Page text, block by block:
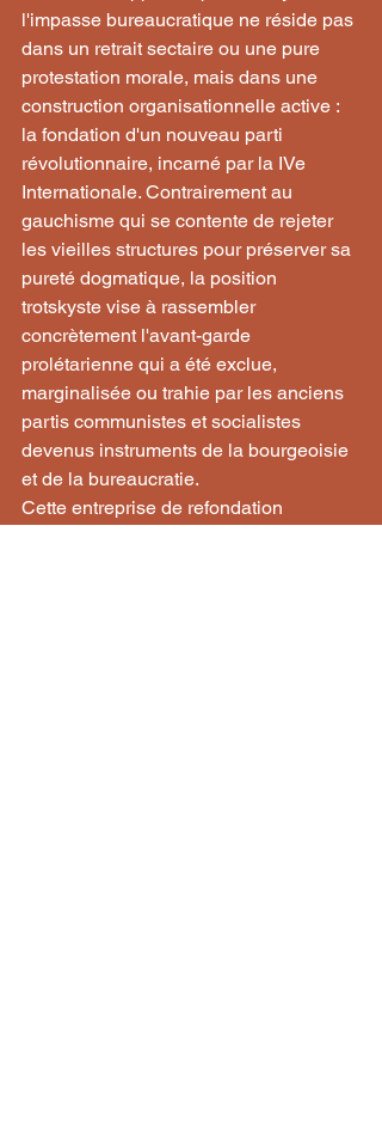
l'impasse bureaucratique ne réside pas
dans un retrait sectaire ou une pure
protestation morale, mais dans une
construction organisationnelle active :
la fondation d'un nouveau parti
révolutionnaire, incarné par la IVe
Internationale. Contrairement au
gauchisme qui se contente de rejeter
les vieilles structures pour préserver sa
pureté dogmatique, la position
trotskyste vise à rassembler
concrètement l'avant-garde
prolétarienne qui a été exclue,
marginalisée ou trahie par les anciens
partis communistes et socialistes
devenus instruments de la bourgeoisie
et de la bureaucratie.
Cette entreprise de refondation